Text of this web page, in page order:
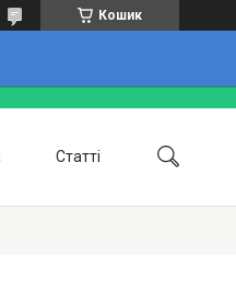
Кошик
Статті